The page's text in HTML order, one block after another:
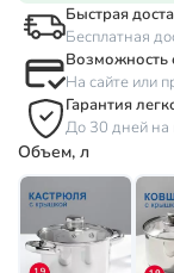
Быстрая
Бесплатная
Возможность
На сайте или
Гарантия
До 30 дней на
Объем, л